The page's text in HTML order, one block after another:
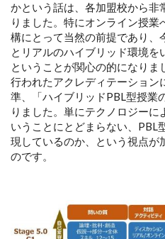
かという話は、各加盟校から非
りました。特にオンライン授
構にとって当然の前提であり、
とリアルのハイブリッド環境
ということが関心の的になり
行われたアクレディテーション
準、「ハイブリッドPBL型授業
りました。単にテクノロジーに
いうことにとどまらない、PBL
現しているのか、という視点が
のです。